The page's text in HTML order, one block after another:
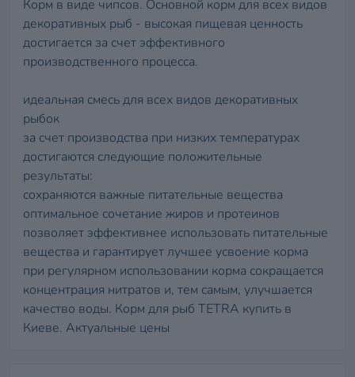
Корм в виде чипсов. Основной корм для всех видов
декоративных рыб - высокая пищевая ценность
достигается за счет эффективного
производственного процесса.
идеальная смесь для всех видов декоративных
рыбок
за счет производства при низких температурах
достигаются следующие положительные
результаты:
сохраняются важные питательные вещества
оптимальное сочетание жиров и протеинов
позволяет эффективнее использовать питательные
вещества и гарантирует лучшее усвоение корма
при регулярном использовании корма сокращается
концентрация нитратов и, тем самым, улучшается
качество воды. Корм для рыб TETRA купить в
Киеве. Актуальные цены